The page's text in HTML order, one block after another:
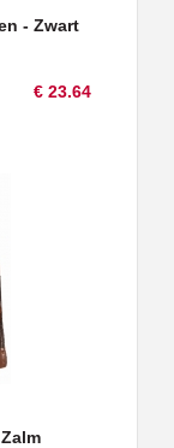
- Zwart
€ 23.64